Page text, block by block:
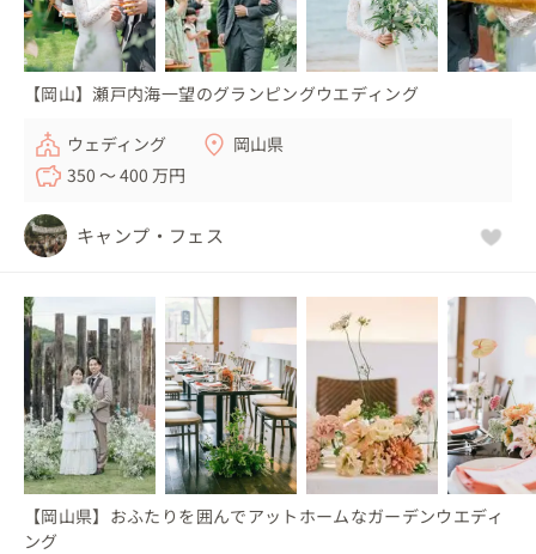
【岡山】瀬戸内海一望のグランピングウエディング
ウェディング
岡山県
350 〜 400 万円
キャンプ・フェス
【岡山県】おふたりを囲んでアットホームなガーデンウエディ
ング